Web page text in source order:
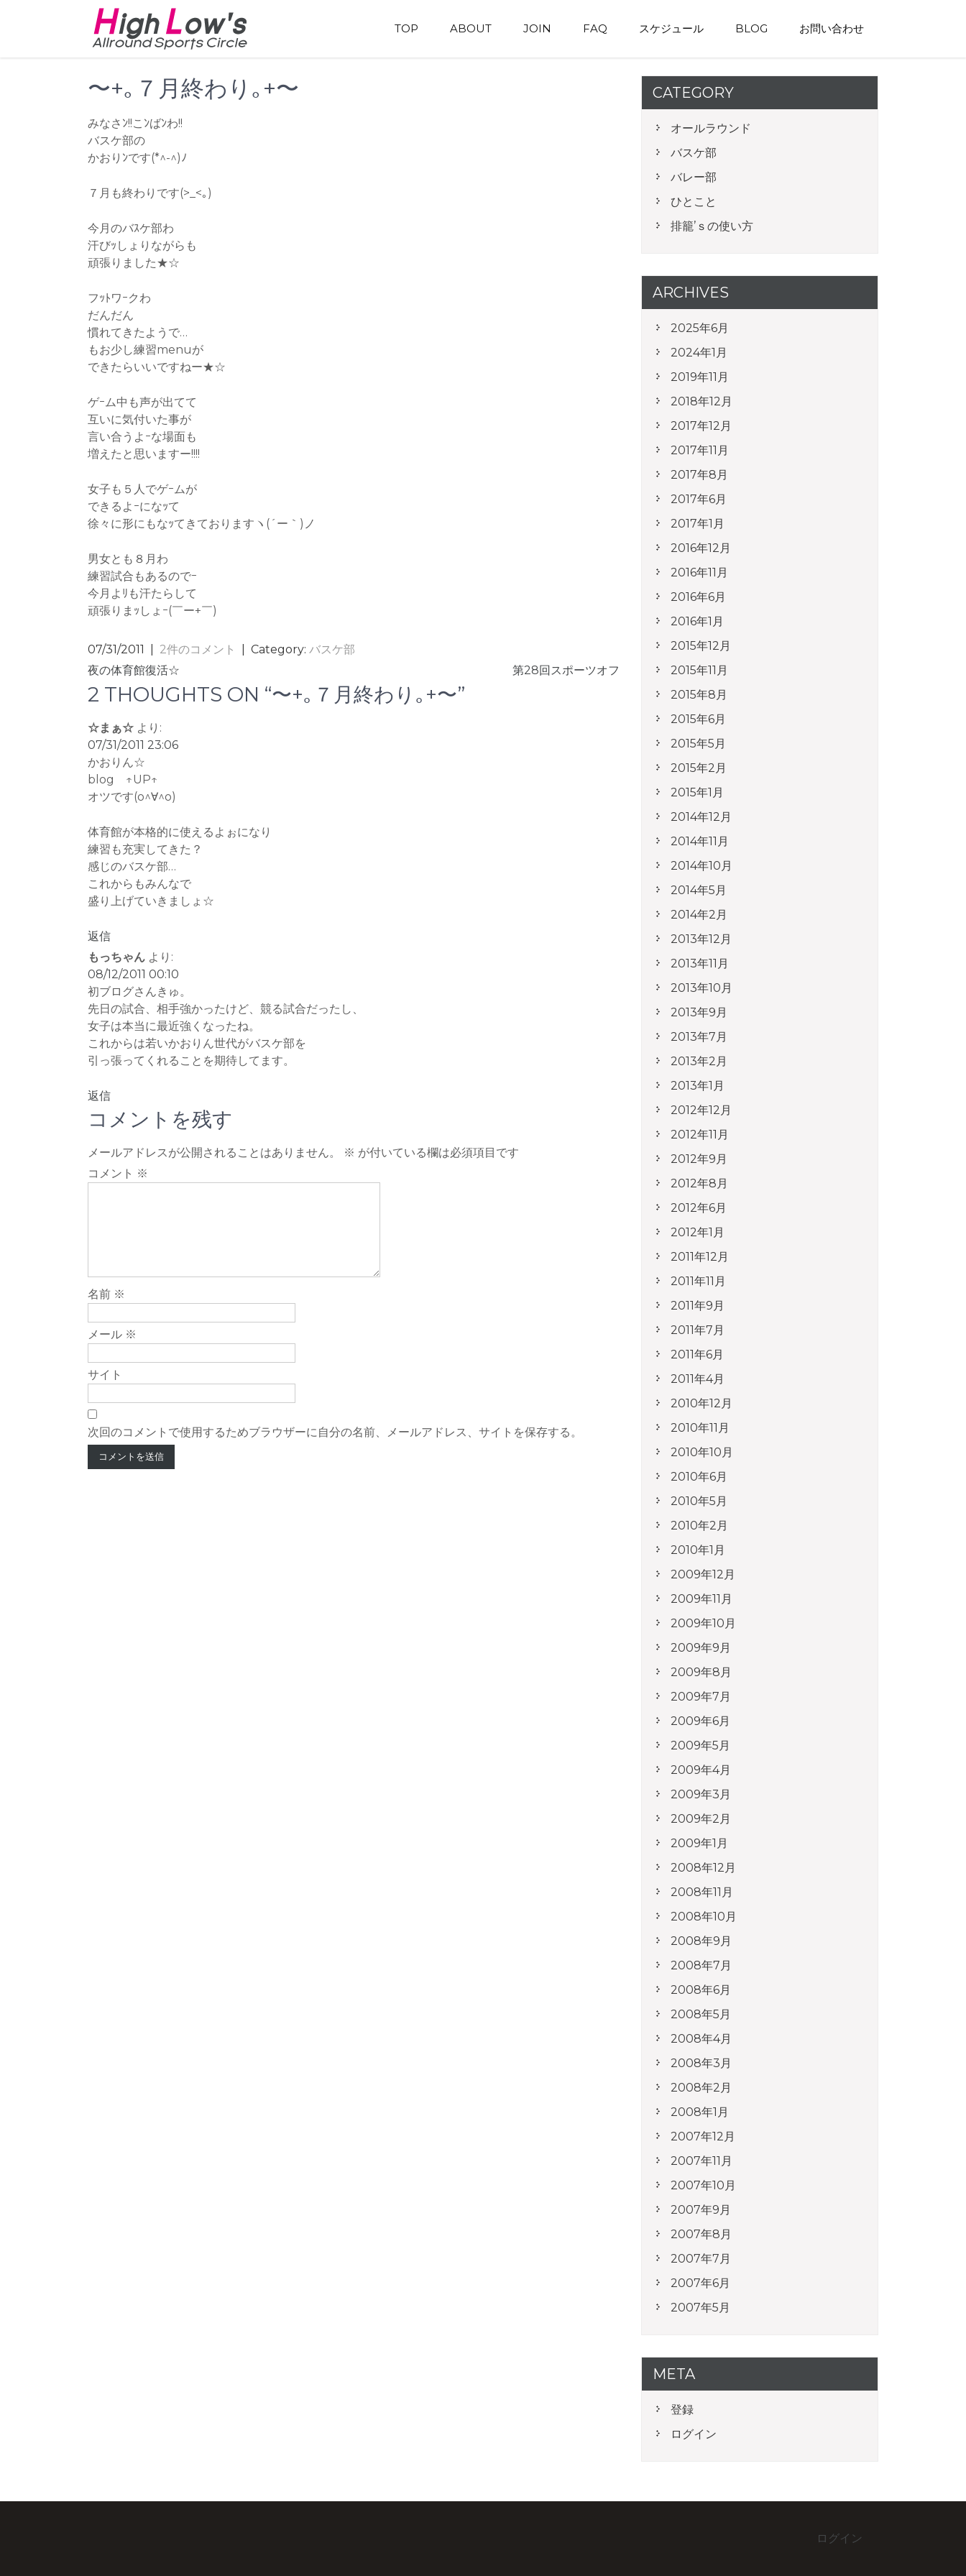
TOP ABOUT JOIN FAQ スケジュール BLOG お問い合わせ
〜+｡７月終わり｡+〜
みなさﾝ!!こﾝばﾝわ!!
バスケ部の
かおりﾝです(*^-^)ﾉ
７月も終わりです(>_<｡)
今月のバｽケ部わ
汗びｯしょりながらも
頑張りました★☆
フｯﾄワｰクわ
だんだん
慣れてきたようで…
もお少し練習menuが
できたらいいですねー★☆
ゲｰム中も声が出てて
互いに気付いた事が
言い合うよｰな場面も
増えたと思いますー!!!!
女子も５人でゲｰムが
できるよｰになｯて
徐々に形にもなｯてきておりますヽ(´ー｀)ノ
男女とも８月わ
練習試合もあるのでｰ
今月よﾘも汗たらして
頑張りまｯしょｰ(￣ー+￣)
07/31/2011 2件のコメント | Category: バスケ部
投
稿
ビ
ゲ
ー
シ
ョ
ン
夜の体育館復活☆ 第28回スポーツオフ
2 THOUGHTS ON “〜+｡７月終わり｡+〜”
☆まぁ☆ より:
07/31/2011 23:06
かおりん☆
blog ↑UP↑
オツです(o^∀^o)
体育館が本格的に使えるよぉになり
練習も充実してきた？
感じのバスケ部…
これからもみんなで
盛り上げていきましょ☆
返信
もっちゃん より:
08/12/2011 00:10
初ブログさんきゅ。
先日の試合、相手強かったけど、競る試合だったし、
女子は本当に最近強くなったね。
これからは若いかおりん世代がバスケ部を
引っ張ってくれることを期待してます。
返信
コメントを残す
メールアドレスが公開されることはありません。 ※ が付いている欄は必須項目です
コメント ※
名前 ※
メール ※
サイト
次回のコメントで使用するためブラウザーに自分の名前、メールアドレス、サイトを保存する。
CATEGORY
オールラウンド
バスケ部
バレー部
ひとこと
排籠’ｓの使い方
ARCHIVES
2025年6月
2024年1月
2019年11月
2018年12月
2017年12月
2017年11月
2017年8月
2017年6月
2017年1月
2016年12月
2016年11月
2016年6月
2016年1月
2015年12月
2015年11月
2015年8月
2015年6月
2015年5月
2015年2月
2015年1月
2014年12月
2014年11月
2014年10月
2014年5月
2014年2月
2013年12月
2013年11月
2013年10月
2013年9月
2013年7月
2013年2月
2013年1月
2012年12月
2012年11月
2012年9月
2012年8月
2012年6月
2012年1月
2011年12月
2011年11月
2011年9月
2011年7月
2011年6月
2011年4月
2010年12月
2010年11月
2010年10月
2010年6月
2010年5月
2010年2月
2010年1月
2009年12月
2009年11月
2009年10月
2009年9月
2009年8月
2009年7月
2009年6月
2009年5月
2009年4月
2009年3月
2009年2月
2009年1月
2008年12月
2008年11月
2008年10月
2008年9月
2008年7月
2008年6月
2008年5月
2008年4月
2008年3月
2008年2月
2008年1月
2007年12月
2007年11月
2007年10月
2007年9月
2007年8月
2007年7月
2007年6月
2007年5月
META
登録
ログイン
ログイン